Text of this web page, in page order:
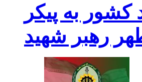
به پیکر
رهبر شهید